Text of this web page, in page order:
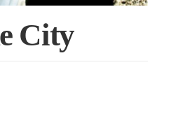
City